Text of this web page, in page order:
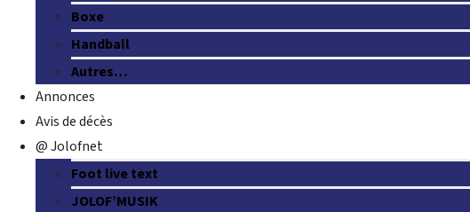
Boxe
Handball
Autres…
Annonces
Avis de décès
@ Jolofnet
Foot live text
JOLOF’MUSIK